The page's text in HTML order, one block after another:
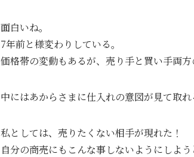
面白いね。
7年前と様変わりしている。
価格帯の変動もあるが、売り手と買い手両方
中にはあからさまに仕入れの意図が見て取れ
私としては、売りたくない相手が現れた！
自分の商売にもこんな事しないようにしよう